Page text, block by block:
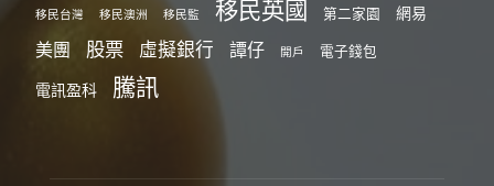
移民台灣 移民澳洲 移民監 移民英國 第二家園 網易
美團 股票 虛擬銀行 譚仔 開戶 電子錢包
電訊盈科 騰訊